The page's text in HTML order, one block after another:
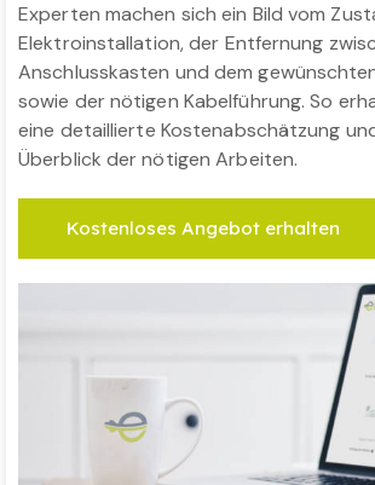
Experten machen sich ein Bild vom
Elektroinstallation, der Entfernung
Anschlusskasten und dem
sowie der nötigen Kabelführung. So
eine detaillierte Kostenabschätzung
Überblick der nötigen Arbeiten.
Kostenloses Angebot erhalten